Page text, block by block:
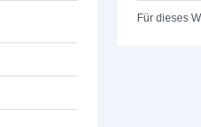
Für dieses